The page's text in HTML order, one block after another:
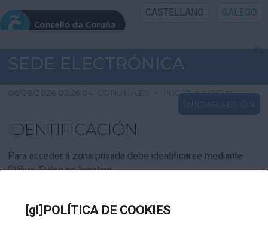
[gl]POLÍTICA DE COOKIES
CASTELLANO GALEGO
INICIO SEDE
INICIO
INFORMACIÓN PÚBLICA
CARTAFOL CIDADÁN
SEDE ELECTRÓNICA
06/08/2026 02:26:04 CORUNA.ES > INICIO > LOGIN
INICIAR SESIÓN
IDENTIFICACIÓN
Para acceder á zona privada debe identificarse mediante
Cl@ve. Pulse no logotipo